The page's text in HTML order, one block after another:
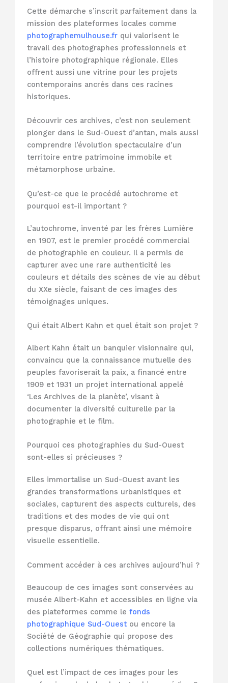
Cette démarche s’inscrit parfaitement dans la
mission des plateformes locales comme
photographemulhouse.fr qui valorisent le
travail des photographes professionnels et
l’histoire photographique régionale. Elles
offrent aussi une vitrine pour les projets
contemporains ancrés dans ces racines
historiques.
Découvrir ces archives, c’est non seulement
plonger dans le Sud-Ouest d’antan, mais aussi
comprendre l’évolution spectaculaire d’un
territoire entre patrimoine immobile et
métamorphose urbaine.
Qu’est-ce que le procédé autochrome et
pourquoi est-il important ?
L’autochrome, inventé par les frères Lumière
en 1907, est le premier procédé commercial
de photographie en couleur. Il a permis de
capturer avec une rare authenticité les
couleurs et détails des scènes de vie au début
du XXe siècle, faisant de ces images des
témoignages uniques.
Qui était Albert Kahn et quel était son projet ?
Albert Kahn était un banquier visionnaire qui,
convaincu que la connaissance mutuelle des
peuples favoriserait la paix, a financé entre
1909 et 1931 un projet international appelé
‘Les Archives de la planète’, visant à
documenter la diversité culturelle par la
photographie et le film.
Pourquoi ces photographies du Sud-Ouest
sont-elles si précieuses ?
Elles immortalise un Sud-Ouest avant les
grandes transformations urbanistiques et
sociales, capturent des aspects culturels, des
traditions et des modes de vie qui ont
presque disparus, offrant ainsi une mémoire
visuelle essentielle.
Comment accéder à ces archives aujourd’hui ?
Beaucoup de ces images sont conservées au
musée Albert-Kahn et accessibles en ligne via
des plateformes comme lefonds
photographique Sud-Ouest ou encore la
Société de Géographie qui propose des
collections numériques thématiques.
Quel est l’impact de ces images pour les